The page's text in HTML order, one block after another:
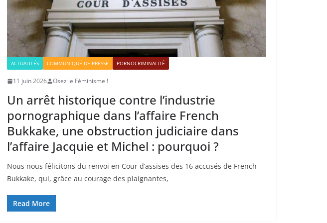
ACTUALITÉS COMMUNIQUÉ DE PRESSE PORNOCRIMINALITÉ
11 juin 2026 Osez le Féminisme !
Un arrêt historique contre l’industrie
pornographique dans l’affaire French
Bukkake, une obstruction judiciaire dans
l’affaire Jacquie et Michel : pourquoi ?
Nous nous félicitons du renvoi en Cour d’assises des 16 accusés de French
Bukkake, qui, grâce au courage des plaignantes,
Read More